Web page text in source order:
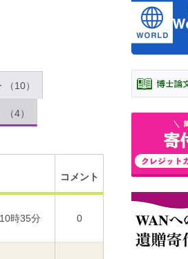
（10）
4）
コメント
時35分 0